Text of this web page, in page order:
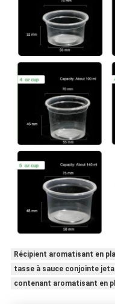
Récipient aromatisant en
tasse à sauce conjointe
contenant aromatisant en